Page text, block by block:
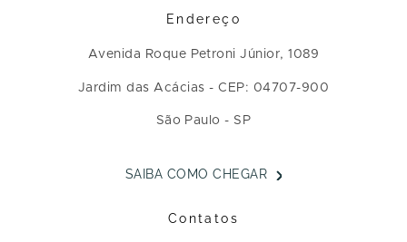
Endereço
Avenida Roque Petroni Júnior, 1089
Jardim das Acácias - CEP: 04707-900
São Paulo - SP
SAIBA COMO CHEGAR
Contatos